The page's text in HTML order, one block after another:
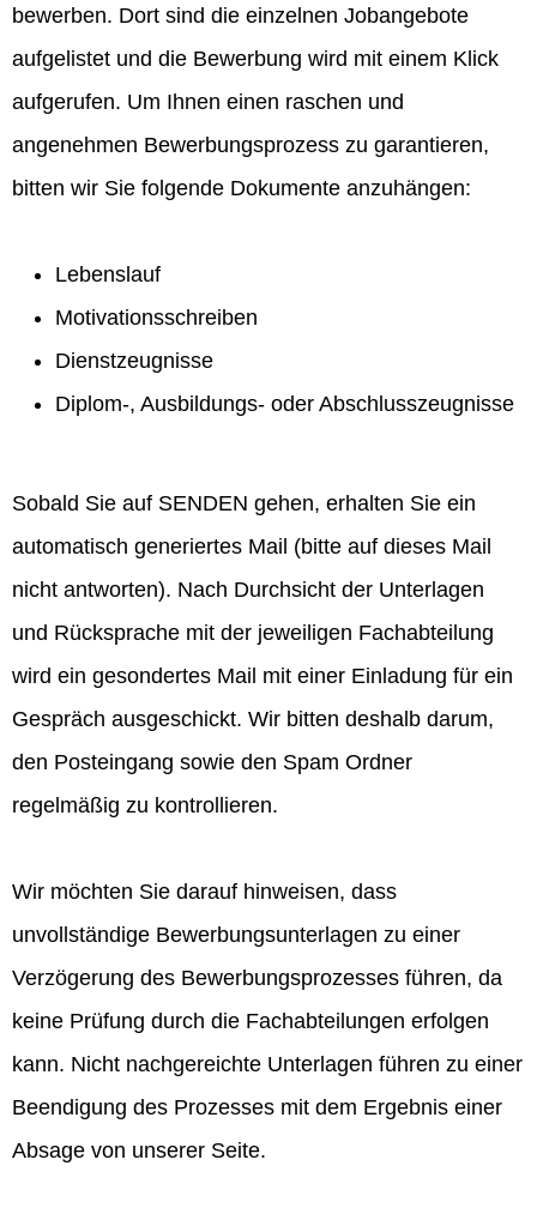
bewerben. Dort sind die einzelnen Jobangebote
aufgelistet und die Bewerbung wird mit einem Klick
aufgerufen. Um Ihnen einen raschen und
angenehmen Bewerbungsprozess zu garantieren,
bitten wir Sie folgende Dokumente anzuhängen:
Lebenslauf
Motivationsschreiben
Dienstzeugnisse
Diplom-, Ausbildungs- oder Abschlusszeugnisse
Sobald Sie auf SENDEN gehen, erhalten Sie ein
automatisch generiertes Mail (bitte auf dieses Mail
nicht antworten). Nach Durchsicht der Unterlagen
und Rücksprache mit der jeweiligen Fachabteilung
wird ein gesondertes Mail mit einer Einladung für ein
Gespräch ausgeschickt. Wir bitten deshalb darum,
den Posteingang sowie den Spam Ordner
regelmäßig zu kontrollieren.
Wir möchten Sie darauf hinweisen, dass
unvollständige Bewerbungsunterlagen zu einer
Verzögerung des Bewerbungsprozesses führen, da
keine Prüfung durch die Fachabteilungen erfolgen
kann. Nicht nachgereichte Unterlagen führen zu einer
Beendigung des Prozesses mit dem Ergebnis einer
Absage von unserer Seite.